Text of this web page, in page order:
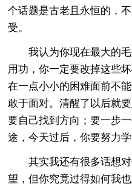
个话题是古老且永恒的，
受。
我认为你现在最大的毛
用功，你一定要改掉这些
在一点小小的困难面前不
敢于面对。清醒了以后就
要自己找到方向；要一步
途，今天过后，你要努力
其实我还有很多话想对
望，但你究竟过得如何我